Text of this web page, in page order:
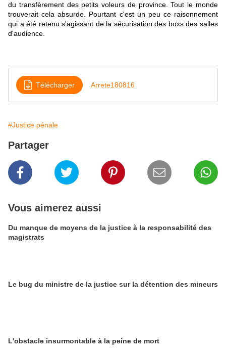
du transfèrement des petits voleurs de province. Tout le monde
trouverait cela absurde. Pourtant c'est un peu ce raisonnement
qui a été retenu s'agissant de la sécurisation des boxs des salles
d'audience.
Télécharger Arrete180816
#Justice pénale
Partager
Vous aimerez aussi
Du manque de moyens de la justice à la responsabilité des
magistrats
Le bug du ministre de la justice sur la détention des mineurs
L'obstacle insurmontable à la peine de mort